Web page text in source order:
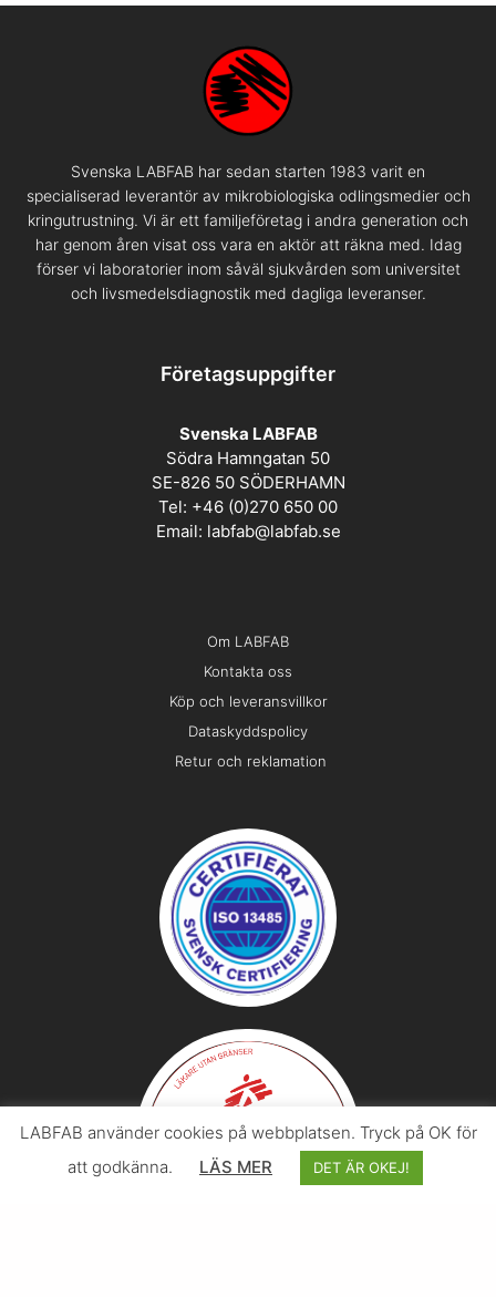
Svenska LABFAB har sedan starten 1983 varit en
specialiserad leverantör av mikrobiologiska odlingsmedier och
kringutrustning. Vi är ett familjeföretag i andra generation och
har genom åren visat oss vara en aktör att räkna med. Idag
förser vi laboratorier inom såväl sjukvården som universitet
och livsmedelsdiagnostik med dagliga leveranser.
Företagsuppgifter
Svenska LABFAB
Södra Hamngatan 50
SE-826 50 SÖDERHAMN
Tel: +46 (0)270 650 00
Email: labfab@labfab.se
Om LABFAB
Kontakta oss
Köp och leveransvillkor
Dataskyddspolicy
Retur och reklamation
LABFAB använder cookies på webbplatsen. Tryck på OK för
att godkänna.
LÄS MER DET ÄR OKEJ!